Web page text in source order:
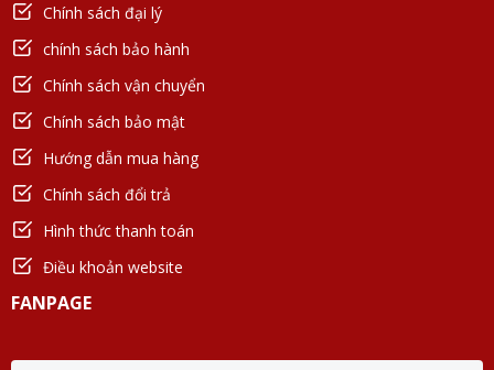
Chính sách đại lý
chính sách bảo hành
Chính sách vận chuyển
Chính sách bảo mật
Hướng dẫn mua hàng
Chính sách đổi trả
Hình thức thanh toán
Điều khoản website
FANPAGE